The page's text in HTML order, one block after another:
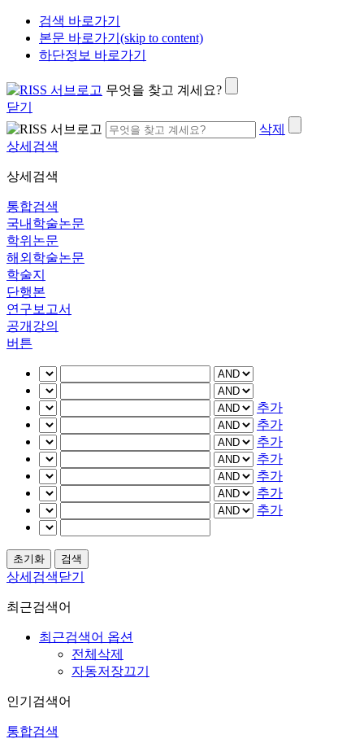
검색 바로가기
본문 바로가기(skip to content)
하단정보 바로가기
무엇을 찾고 계세요?
닫기
삭제
상세검색
상세검색
통합검색
국내학술논문
학위논문
해외학술논문
학술지
단행본
연구보고서
공개강의
버튼
추가
추가
추가
추가
추가
추가
추가
상세검색닫기
최근검색어
최근검색어 옵션
전체삭제
자동저장끄기
인기검색어
통합검색